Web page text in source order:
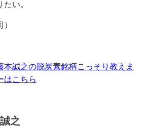
い。
本誠之の脱炭素銘柄こっそり教えま
こちら
之